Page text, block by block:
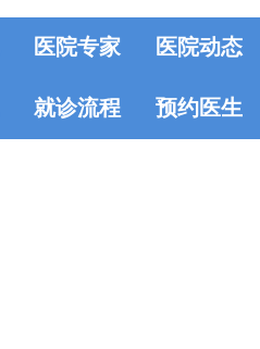
医院专家 医院动态
就诊流程 预约医生